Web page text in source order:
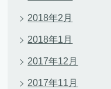
2018年2月
2018年1月
2017年12月
2017年11月